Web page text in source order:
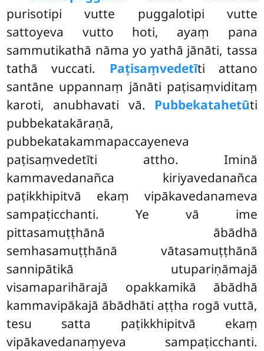
purisotipi vutte puggalotipi vutte
sattoyeva vutto hoti, ayaṃ pana
sammutikathā nāma yo yathā jānāti, tassa
tathā vuccati. Paṭisaṃvedetīti attano
santāne uppannaṃ jānāti paṭisaṃviditaṃ
karoti, anubhavati vā. Pubbekatahetūti
pubbekatakāraṇā,
pubbekatakammapaccayeneva
paṭisaṃvedetīti attho. Iminā
kammavedanañca kiriyavedanañca
paṭikkhipitvā ekaṃ vipākavedanameva
sampaṭicchanti. Ye vā ime
pittasamuṭṭhānā ābādhā
semhasamuṭṭhānā vātasamuṭṭhānā
sannipātikā utupariṇāmajā
visamaparihārajā opakkamikā ābādhā
kammavipākajā ābādhāti aṭṭha rogā vuttā,
tesu satta paṭikkhipitvā ekaṃ
vipākavedanaṃyeva sampaṭicchanti.